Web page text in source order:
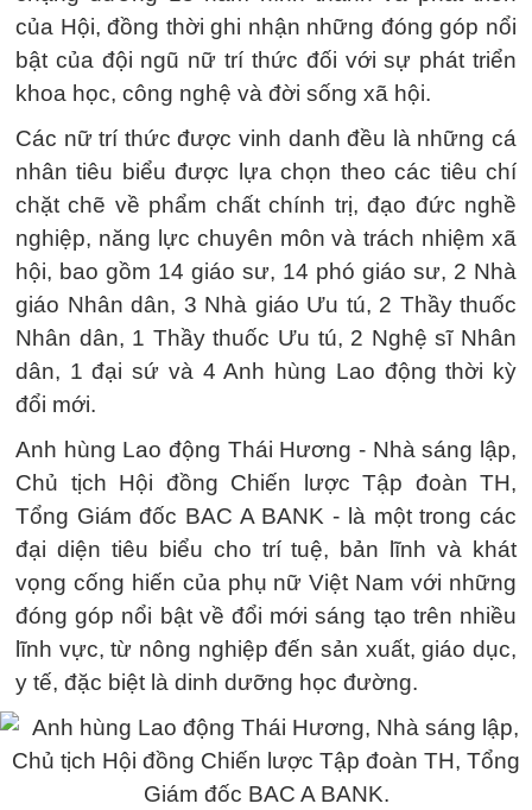
của Hội, đồng thời ghi nhận những đóng góp nổi
bật của đội ngũ nữ trí thức đối với sự phát triển
khoa học, công nghệ và đời sống xã hội.
Các nữ trí thức được vinh danh đều là những cá
nhân tiêu biểu được lựa chọn theo các tiêu chí
chặt chẽ về phẩm chất chính trị, đạo đức nghề
nghiệp, năng lực chuyên môn và trách nhiệm xã
hội, bao gồm 14 giáo sư, 14 phó giáo sư, 2 Nhà
giáo Nhân dân, 3 Nhà giáo Ưu tú, 2 Thầy thuốc
Nhân dân, 1 Thầy thuốc Ưu tú, 2 Nghệ sĩ Nhân
dân, 1 đại sứ và 4 Anh hùng Lao động thời kỳ
đổi mới.
Anh hùng Lao động Thái Hương - Nhà sáng lập,
Chủ tịch Hội đồng Chiến lược Tập đoàn TH,
Tổng Giám đốc BAC A BANK - là một trong các
đại diện tiêu biểu cho trí tuệ, bản lĩnh và khát
vọng cống hiến của phụ nữ Việt Nam với những
đóng góp nổi bật về đổi mới sáng tạo trên nhiều
lĩnh vực, từ nông nghiệp đến sản xuất, giáo dục,
y tế, đặc biệt là dinh dưỡng học đường.